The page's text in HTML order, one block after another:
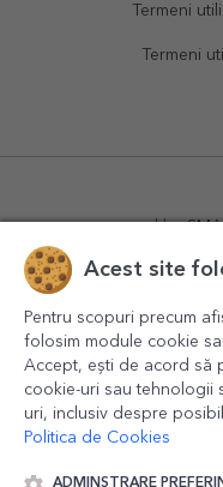
Termeni
Termeni
powered by
Acest site
Pentru scopuri precum
folosim module cookie
Accept, ești de acord să
cookie-uri sau tehnologii
uri, inclusiv despre
Politica de Cookies
ADMINSTRARE